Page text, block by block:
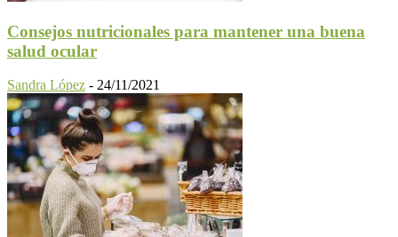
Consejos nutricionales para mantener una buena
salud ocular
Sandra López - 24/11/2021